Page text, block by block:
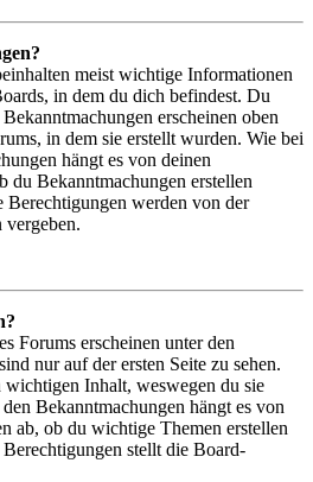
meist wichtige Informationen
in dem du dich befindest. Du
erscheinen oben
in dem sie erstellt wurden. Wie bei
hängt es von deinen
du Bekanntmachungen erstellen
Berechtigungen werden von der
Forums erscheinen unter den
nur auf der ersten Seite zu sehen.
wichtigen Inhalt, weswegen du sie
Bekanntmachungen hängt es von
ab, ob du wichtige Themen erstellen
stellt die Board-